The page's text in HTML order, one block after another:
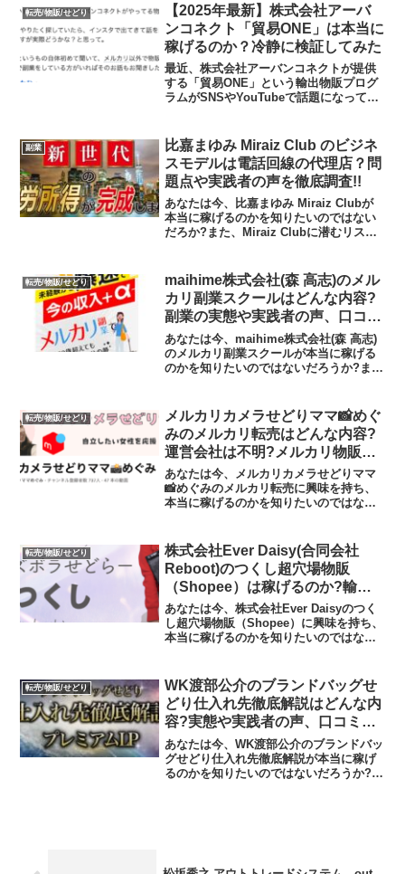
転売/物販/せどり
【2025年最新】株式会社アーバ
ンコネクト「貿易ONE」は本当に
稼げるのか？冷静に検証してみた
最近、株式会社アーバンコネクトが提供
する「貿易ONE」という輸出物販プログ
ラムがSNSやYouTubeで話題になってい
付で実質利益が増える！」 こうした魅力
的な言...
副業
比嘉まゆみ Miraiz Club のビジネ
スモデルは電話回線の代理店？問
題点や実践者の声を徹底調査!!
あなたは今、比嘉まゆみ Miraiz Clubが
本当に稼げるのかを知りたいのではない
だろか?また、Miraiz Clubに潜むリスク
げる可能性は低いといえます。今回は
そ...
転売/物販/せどり
maihime株式会社(森 高志)のメル
カリ副業スクールはどんな内容?
副業の実態や実践者の声、口コミ
や評判を調査しました
あなたは今、maihime株式会社(森 高志)
のメルカリ副業スクールが本当に稼げる
のかを知りたいのではないだろうか?また
だろうか？答えを言うと、価格競争に陥
る可能性が高...
転売/物販/せどり
メルカリカメラせどりママ📸めぐ
みのメルカリ転売はどんな内容?
運営会社は不明?メルカリ物販ス
クールの実態や実践者の声、口コ
ミや評判を調査しました
あなたは今、メルカリカメラせどりママ
📸めぐみのメルカリ転売に興味を持ち、
本当に稼げるのかを知りたいのではない
いるのではないだろうか？答えを言う
と、価格競争に陥る可能性...
転売/物販/せどり
株式会社Ever Daisy(合同会社
Reboot)のつくし超穴場物販
（Shopee）は稼げるのか?輸出
の実態や実践者の声、口コミや評
判を調査しました
あなたは今、株式会社Ever Daisyのつく
し超穴場物販（Shopee）に興味を持ち、
本当に稼げるのかを知りたいのではない
は何なのかを調べようとして...
転売/物販/せどり
WK渡部公介のブランドバッグせ
どり仕入れ先徹底解説はどんな内
容?実態や実践者の声、口コミや
評判を調査しました
あなたは今、WK渡部公介のブランドバッ
グせどり仕入れ先徹底解説が本当に稼げ
るのかを知りたいのではないだろうか?ま